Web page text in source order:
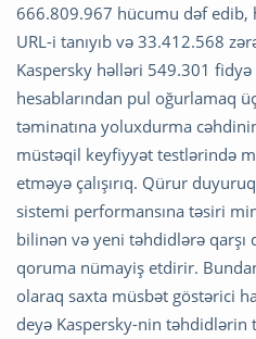
666.809.967 hücumu dəf edib,
URL-i tanıyıb və 33.412.568
Kaspersky həlləri 549.301
hesablarından pul oğurlamaq
təminatına yoluxdurma
müstəqil keyfiyyət testlərində
etməyə çalışırıq. Qürur
sistemi performansına təsiri
bilinən və yeni təhdidlərə qarşı
qoruma nümayiş etdirir.
olaraq saxta müsbət göstərici
deyə Kaspersky-nin təhdidlərin